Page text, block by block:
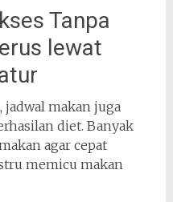
Tanpa
lewat
makan juga
diet. Banyak
agar cepat
memicu makan